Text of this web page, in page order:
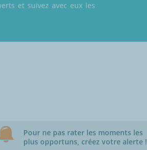
et suivez avec eux les
Pour ne pas rater les moments les
plus opportuns, créez votre alerte !